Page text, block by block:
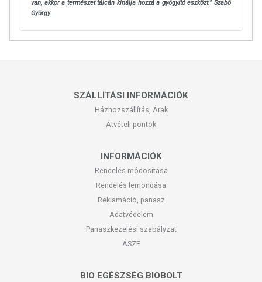
van, akkor a természet tálcán kínálja hozzá a gyógyító eszközt.” Szabó
György
SZÁLLÍTÁSI INFORMÁCIÓK
Házhozszállítás, Árak
Átvételi pontok
INFORMÁCIÓK
Rendelés módosítása
Rendelés lemondása
Reklamáció, panasz
Adatvédelem
Panaszkezelési szabályzat
ÁSZF
BIO EGÉSZSÉG BIOBOLT